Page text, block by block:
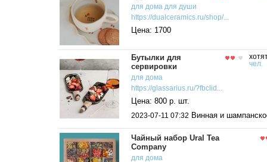
для дома для души
https://dualceramics.ru/shop/...
Цена: 1700
Бутылки для
сервировки
чел.
для дома
https://glassarius.ru/?fbclid...
Цена: 800 р. шт.
2023-07-11 07:32 Винная и
Чайный набор Ural Tea
Company
для дома